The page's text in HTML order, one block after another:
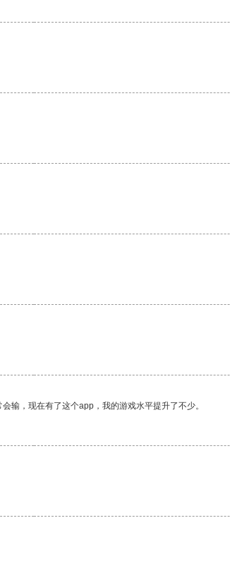
输，现在有了这个app，我的游戏水平提升了不少。